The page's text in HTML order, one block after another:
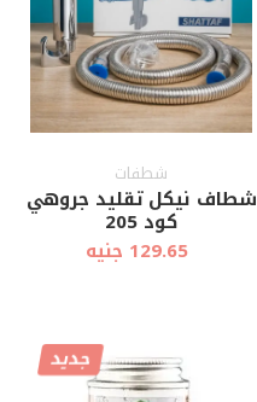
شطفات
شطاف نيكل تقليد جروهي
كود 205
129.65 جنيه
أضف إلى
العربة عرض سريع
جديد